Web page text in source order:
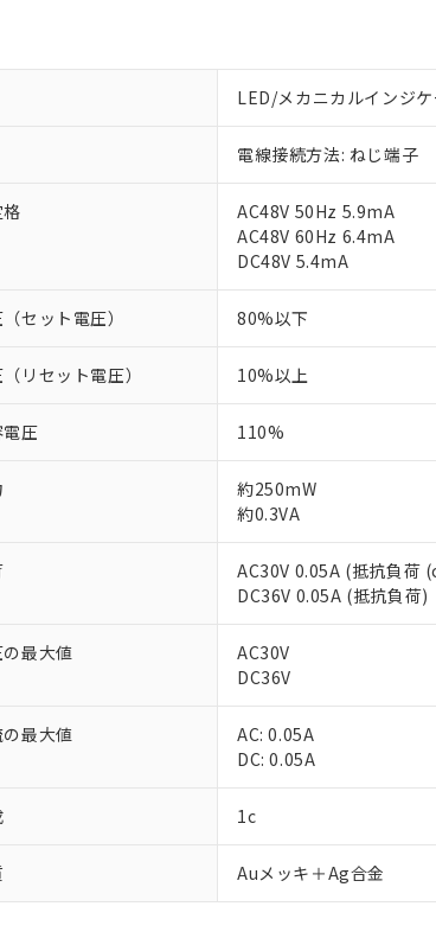
LED/メカニカルインジケ
電線接続方法: ねじ端子
AC48V 50Hz 5.9mA
AC48V 60Hz 6.4mA
DC48V 5.4mA
セット電圧） 80%以下
リセット電圧） 10%以上
圧 110%
約250mW
約0.3VA
AC30V 0.05A (抵抗負荷
DC36V 0.05A (抵抗負荷)
最大値
AC30V
DC36V
最大値
AC: 0.05A
DC: 0.05A
1c
Auメッキ＋Ag合金
対応済み：EU RoHS指令（10物質）の非
対応予定：EU RoHS指令（10物質）の非含
対応予定なし：EU RoHS指令（10物質）の
調査・確認中：EU RoHS指令（10物質）の
非該当品：ライセンス料など無形物で、有害
※1 中国RoHS○×表